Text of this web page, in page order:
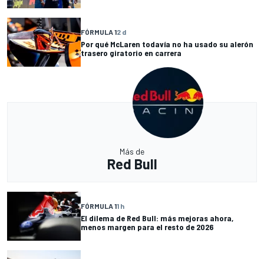
FÓRMULA 12 d
Por qué McLaren todavía no ha usado su alerón
trasero giratorio en carrera
Más de
Red Bull
FÓRMULA 11 h
El dilema de Red Bull: más mejoras ahora,
menos margen para el resto de 2026